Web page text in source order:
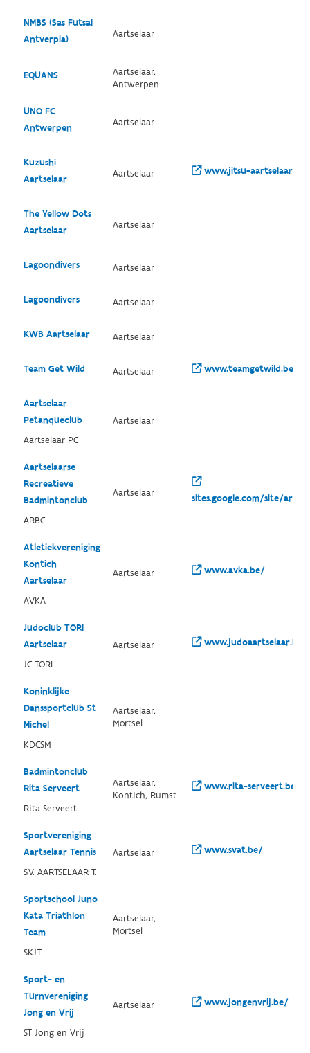
NMBS (Sas Futsal
Antverpia)
Aartselaar
EQUANS
Aartselaar,
Antwerpen
UNO FC
Antwerpen
Aartselaar
Kuzushi
Aartselaar
Aartselaar www.jitsu-aartselaar.be/
The Yellow Dots
Aartselaar
Aartselaar
Lagoondivers Aartselaar
Lagoondivers Aartselaar
KWB Aartselaar Aartselaar
Team Get Wild Aartselaar www.teamgetwild.be/
Aartselaar
Petanqueclub
Aartselaar PC
Aartselaar
Aartselaarse
Recreatieve
Badmintonclub
ARBC
Aartselaar sites.google.com/site/
Atletiekvereniging
Kontich
Aartselaar
AVKA
Aartselaar www.avka.be/
Judoclub TORI
Aartselaar
JC TORI
Aartselaar www.judoaartselaar.be/
Koninklijke
Danssportclub St
Michel
KDCSM
Aartselaar,
Mortsel
Badmintonclub
Rita Serveert
Rita Serveert
Aartselaar,
Kontich, Rumst
www.rita-serveert.be/
Sportvereniging
Aartselaar Tennis
S.V. AARTSELAAR T.
Aartselaar www.svat.be/
Sportschool Juno
Kata Triathlon
Team
SKJT
Aartselaar,
Mortsel
Sport- en
Turnvereniging
Jong en Vrij
ST Jong en Vrij
Aartselaar www.jongenvrij.be/